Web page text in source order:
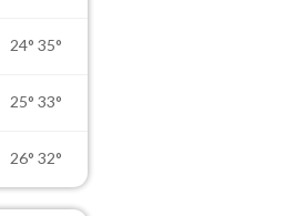
24° 35°
25° 33°
26° 32°